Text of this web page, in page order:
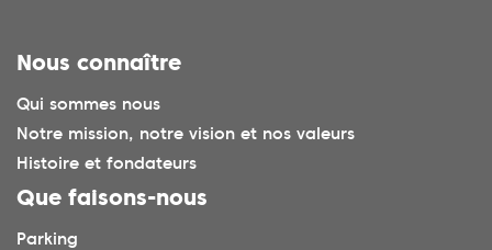
Nous connaître
Qui sommes nous
Notre mission, notre vision et nos valeurs
Histoire et fondateurs
Que faisons-nous
Parking